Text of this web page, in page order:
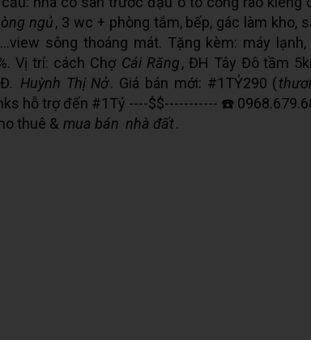
ngủ, 3 wc + phòng tắm, bếp, gác làm kho,
sông thoáng mát. Tặng kèm: máy lạnh,
Vị trí: cách Chợ Cái Răng, ĐH Tây Đô tầm
Huỳnh Thị Nở. Giá bán mới: #1TỶ290 (
hỗ trợ đến #1Tỷ ----$$----------- ☎️
thuê & mua bán nhà đất.